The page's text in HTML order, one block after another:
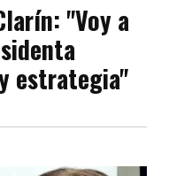
"Voy a
estrategia"